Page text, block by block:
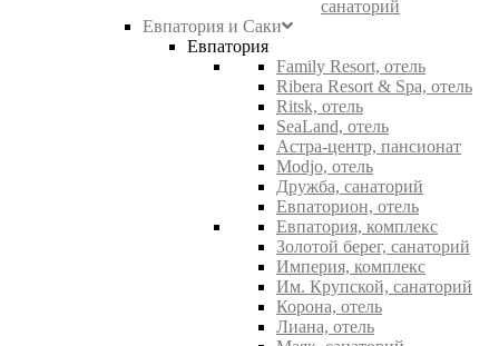
санаторий
Евпатория и Саки
Евпатория
Family Resort, отель
Ribera Resort & Spa, отель
Ritsk, отель
SeaLand, отель
Астра-центр, пансионат
Modjo, отель
Дружба, санаторий
Евпаторион, отель
Евпатория, комплекс
Золотой берег, санаторий
Империя, комплекс
Им. Крупской, санаторий
Корона, отель
Лиана, отель